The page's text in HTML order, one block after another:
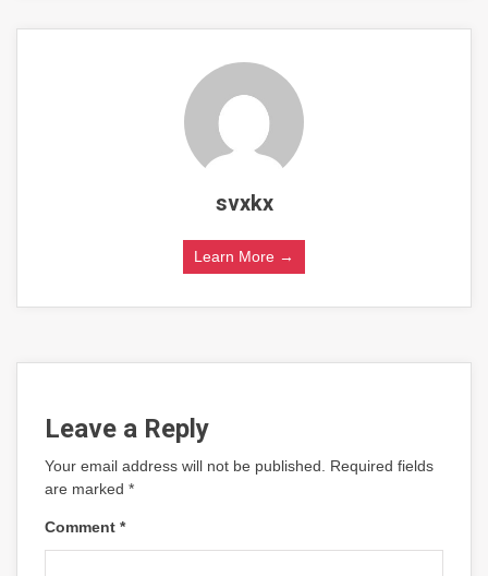
svxkx
Learn More →
Leave a Reply
Your email address will not be published.
Required fields
are marked *
Comment *